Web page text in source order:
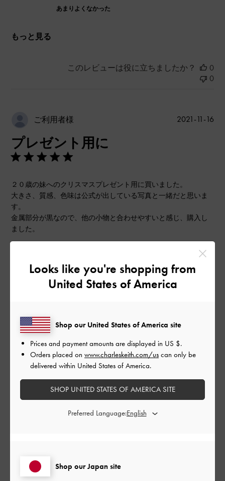
あまりよくなかった
もっと見る
このレビューは役に立ちましたか？
0
0
ご利用者様
プレゼント用に
２０歳の妹へのクリスマスプレゼント用に買いました。
大きさ、質感、色味は公式が出している写真と一緒だと思いま
す。
金属部分が黒なので、他の小物と合わせやすいと感じ、購入し
ました。
デザイン
とてもよかった
よかった
もっと見る
公
2021-11-16
このレビューは役に立ちましたか？
ステキです
Looks like you're shopping from
United States of America
Shop our Japan site
Shop our United States of America site
Prices and payment amounts are displayed in US $.
Orders placed on www.charleskeith.com/us can only be
delivered within United States of America.
SHOP UNITED STATES OF AMERICA SITE
Preferred Language: